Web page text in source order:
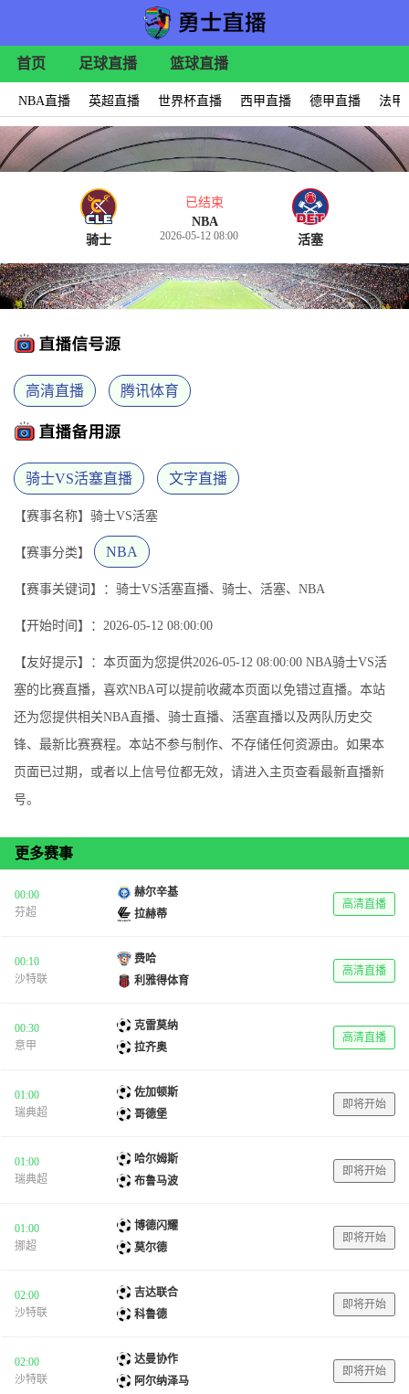
首页 足球直播 篮球直播
NBA直播 英超直播 世界杯直播 西甲直播 德甲直播 法甲
骑士
已结束
NBA
2026-05-12 08:00 活塞
高清直播 腾讯体育
骑士VS活塞直播 文字直播
【赛事名称】骑士VS活塞
【赛事分类】 NBA
【赛事关键词】：骑士VS活塞直播、骑士、活塞、NBA
【开始时间】：2026-05-12 08:00:00
【友好提示】：本页面为您提供2026-05-12 08:00:00 NBA骑士VS活
塞的比赛直播，喜欢NBA可以提前收藏本页面以免错过直播。本站
还为您提供相关NBA直播、骑士直播、活塞直播以及两队历史交
锋、最新比赛赛程。本站不参与制作、不存储任何资源由。如果本
页面已过期，或者以上信号位都无效，请进入主页查看最新直播新
号。
更多赛事
00:00
芬超
赫尔辛基
拉赫蒂
高清直播
00:10
沙特联
费哈
利雅得体育
高清直播
00:30
意甲
克雷莫纳
拉齐奥
高清直播
01:00
瑞典超
佐加顿斯
哥德堡
即将开始
01:00
瑞典超
哈尔姆斯
布鲁马波
即将开始
01:00
挪超
博德闪耀
莫尔德
即将开始
02:00
沙特联
吉达联合
科鲁德
即将开始
02:00
沙特联
达曼协作
阿尔纳泽马
即将开始